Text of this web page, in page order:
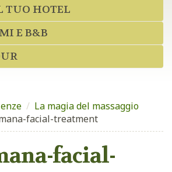
TUO HOTEL
E B&B
/ La magia del massaggio
facial-treatment
facial-